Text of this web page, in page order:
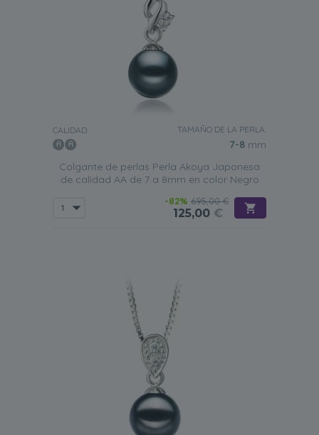
CALIDAD: TAMAÑO DE LA PERLA:
7-8 mm
Colgante de perlas Perla Akoya Japonesa
de calidad AA de 7 a 8mm en color Negro
-82% 695,00 €
125,00 €